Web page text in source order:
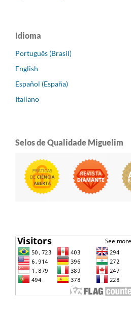
Idioma
Português (Brasil)
English
Español (España)
Italiano
Selos de Qualidade Miguelim